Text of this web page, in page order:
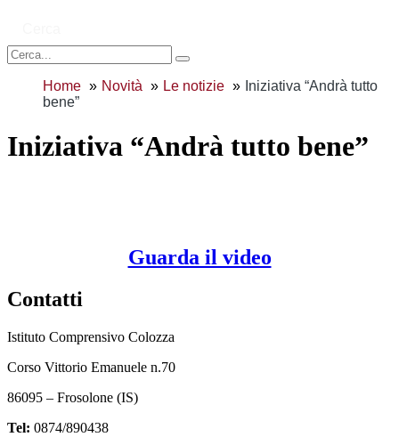
Home Novità Le notizie
Iniziativa “Andrà tutto
bene”
Iniziativa “Andrà tutto bene”
Guarda il video
Contatti
Istituto Comprensivo Colozza
Corso Vittorio Emanuele n.70
86095 – Frosolone (IS)
Tel: 0874/890438